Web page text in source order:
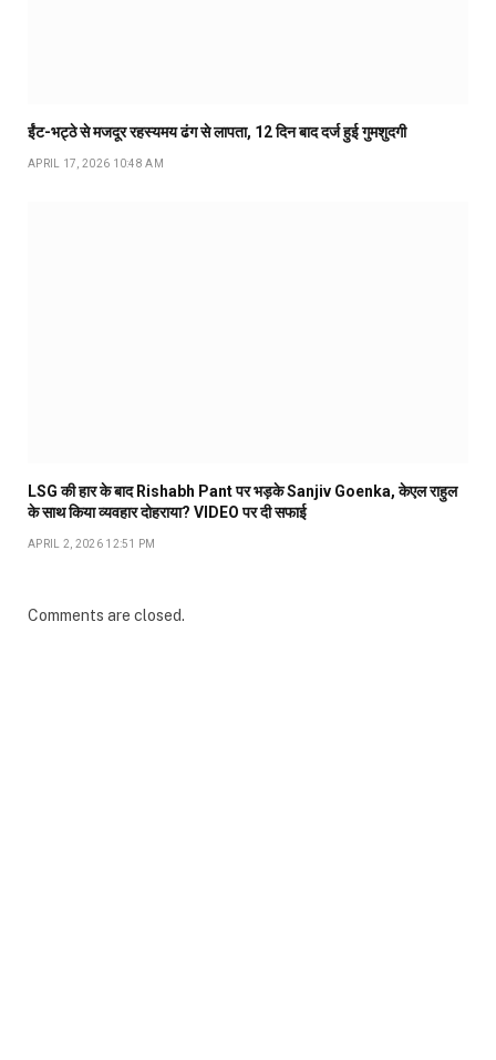
ईंट-भट्ठे से मजदूर रहस्यमय ढंग से लापता, 12 दिन बाद दर्ज हुई गुमशुदगी
APRIL 17, 2026 10:48 AM
LSG की हार के बाद Rishabh Pant पर भड़के Sanjiv Goenka, केएल राहुल
के साथ किया व्यवहार दोहराया? VIDEO पर दी सफाई
APRIL 2, 2026 12:51 PM
Comments are closed.